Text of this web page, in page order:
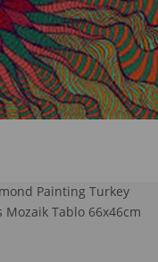
Painting Turkey
Mozaik Tablo 66x46cm